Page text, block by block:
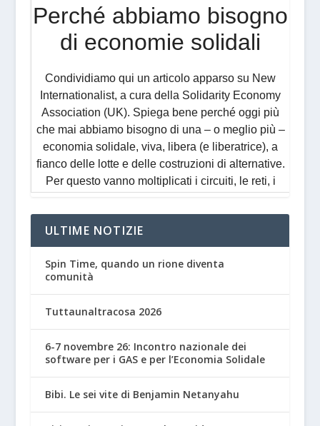
ULTIME NOTIZIE
Spin Time, quando un rione diventa
comunità
Tuttaunaltracosa 2026
6-7 novembre 26: Incontro nazionale dei
software per i GAS e per l’Economia Solidale
Bibi. Le sei vite di Benjamin Netanyahu